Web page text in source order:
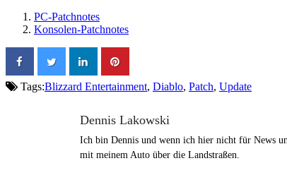
PC-Patchnotes
Konsolen-Patchnotes
Tags:Blizzard Entertainment, Diablo, Patch, Update
Dennis Lakowski
Ich bin Dennis und wenn ich hier nicht für News
mit meinem Auto über die Landstraßen.